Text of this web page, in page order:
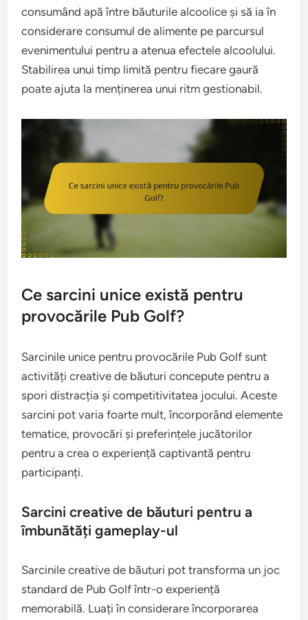
consumând apă între băuturile alcoolice și să ia în
considerare consumul de alimente pe parcursul
evenimentului pentru a atenua efectele alcoolului.
Stabilirea unui timp limită pentru fiecare gaură
poate ajuta la menținerea unui ritm gestionabil.
Ce sarcini unice există pentru
provocările Pub Golf?
Sarcinile unice pentru provocările Pub Golf sunt
activități creative de băuturi concepute pentru a
spori distracția și competitivitatea jocului. Aceste
sarcini pot varia foarte mult, încorporând elemente
tematice, provocări și preferințele jucătorilor
pentru a crea o experiență captivantă pentru
participanți.
Sarcini creative de băuturi pentru a
îmbunătăți gameplay-ul
Sarcinile creative de băuturi pot transforma un joc
standard de Pub Golf într-o experiență
memorabilă. Luați în considerare încorporarea